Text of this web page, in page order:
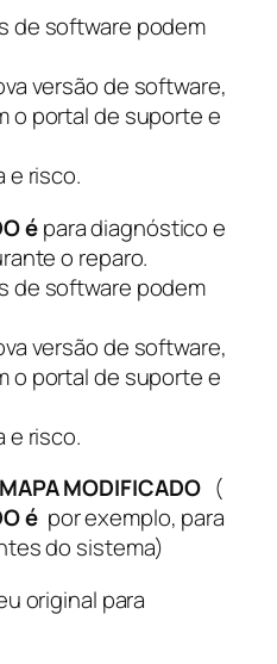
de software podem
versão de software,
o portal de suporte e
e risco.
épara diagnóstico e
o reparo.
de software podem
versão de software,
o portal de suporte e
e risco.
MAPA MODIFICADO (
é por exemplo, para
do sistema)
original para